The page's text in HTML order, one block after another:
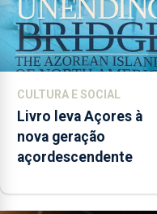
CULTURA E SOCIAL
Livro leva Açores à
nova geração
açordescendente